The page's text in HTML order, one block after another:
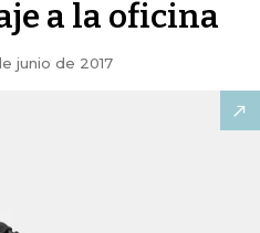
a la oficina
junio de 2017